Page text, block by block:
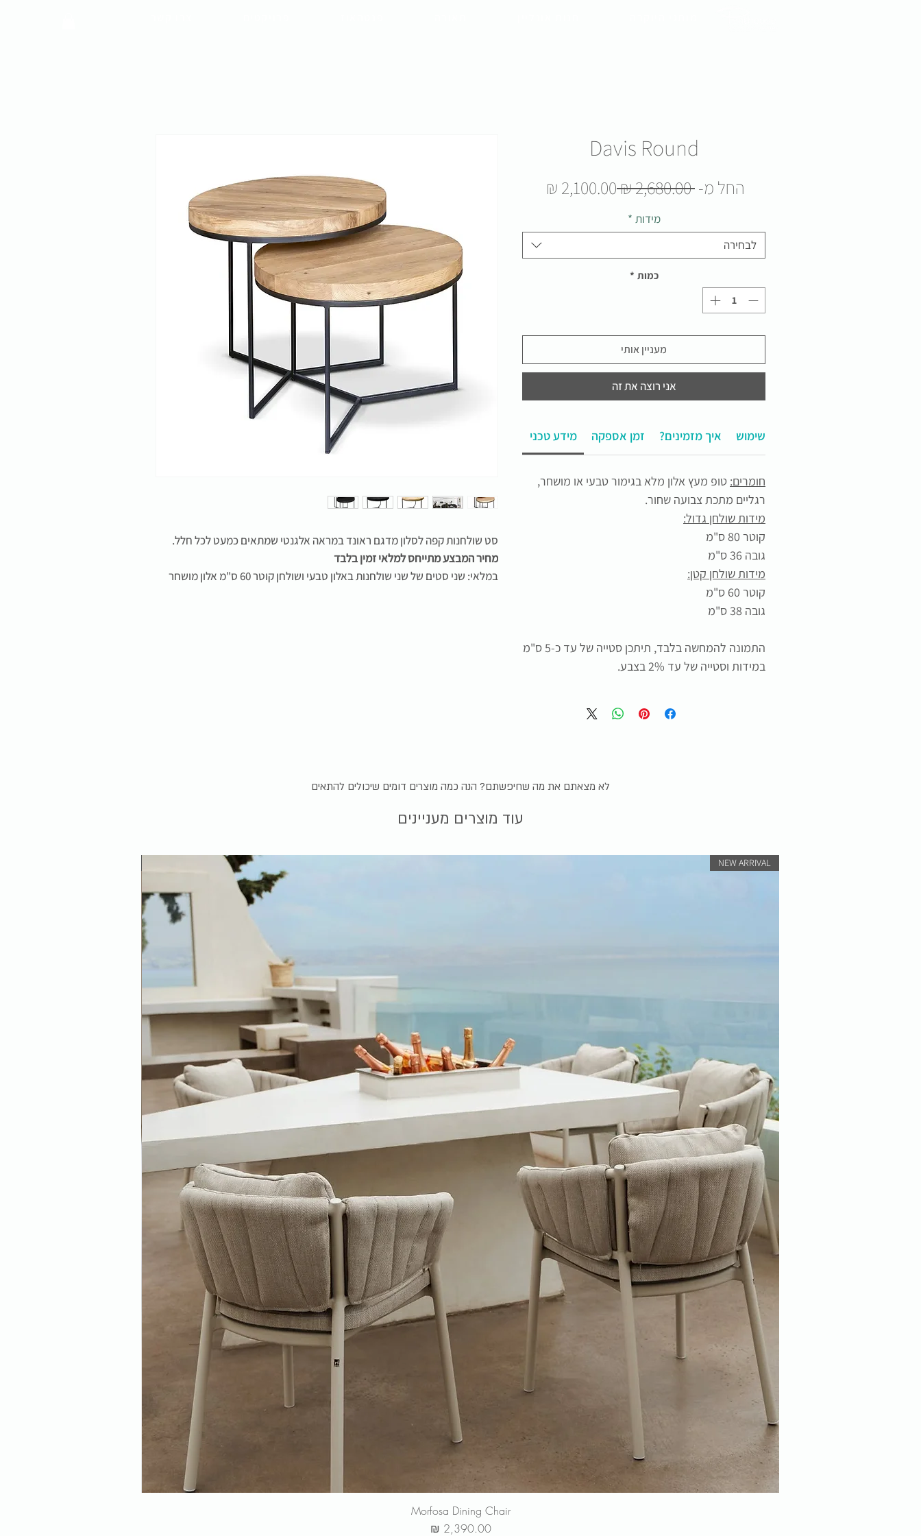
סט שולחנות קפה לסלון מדגם ראונד במראה אלגנטי שמתאים כמעט לכל חלל.
מחיר המבצע מתייחס למלאי זמין בלבד
במלאי: שני סטים של שני שולחנות באלון טבעי ושולחן קוטר 60 ס"מ אלון מושחר
Davis Round
החל מ- ‏2,680.00 ‏₪
מחיר
2,100.00 ₪
מידות *
לבחירה
כמות *
מעניין אותי
אני רוצה את זה
מידע טכני זמן אספקה ?איך מזמינים תחזוקה ושימוש
חומרים: טופ מעץ אלון מלא בגימור טבעי או מושחר,
רגליים מתכת צבועה שחור.
מידות שולחן גדול:
קוטר 80 ס"מ
גובה 36 ס"מ
מידות שולחן קטן:
קוטר 60 ס"מ
גובה 38 ס"מ
התמונה להמחשה בלבד, תיתכן סטייה של עד כ-5 ס"מ
במידות וסטייה של עד 2% בצבע.
לא מצאתם את מה שחיפשתם? הנה כמה מוצרים דומים שיכולים להתאים
עוד מוצרים מעניינים
NEW ARRIVAL
Morfosa Dining Chair
מחיר‏2,390.00 ‏₪